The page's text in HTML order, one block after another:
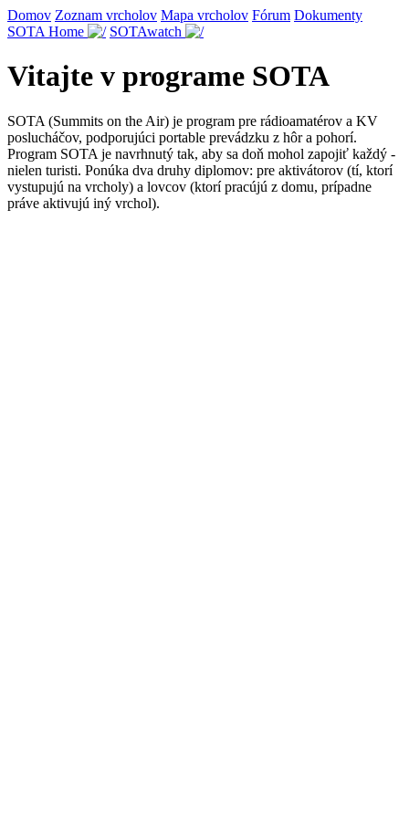
Domov Zoznam vrcholov Mapa vrcholov Fórum Dokumenty
SOTA Home
SOTAwatch
Vitajte v programe SOTA
SOTA (Summits on the Air) je program pre rádioamatérov a KV
poslucháčov, podporujúci portable prevádzku z hôr a pohorí.
Program SOTA je navrhnutý tak, aby sa doň mohol zapojiť každý -
nielen turisti. Ponúka dva druhy diplomov: pre aktivátorov (tí, ktorí
vystupujú na vrcholy) a lovcov (ktorí pracújú z domu, prípadne
práve aktivujú iný vrchol).